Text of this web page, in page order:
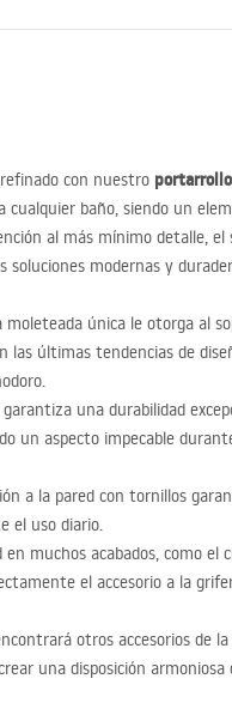
con nuestro
cualquier baño, siendo un
al más mínimo detalle, el
soluciones modernas y
única le otorga al
últimas tendencias de
una durabilidad
un aspecto impecable
a la pared con tornillos
el uso diario.
muchos acabados, como el
el accesorio a la
otros accesorios de
una disposición armoniosa